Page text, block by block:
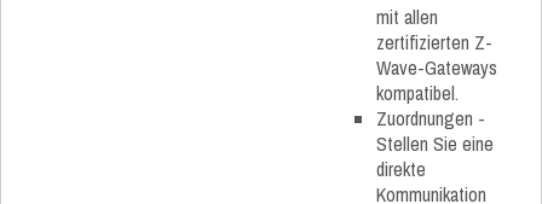
mit allen
zertifizierten Z-
Wave-Gateways
kompatibel.
Zuordnungen -
Stellen Sie eine
direkte
Kommunikation